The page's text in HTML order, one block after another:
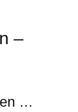
–
…